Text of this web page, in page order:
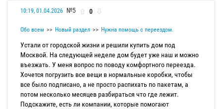
10:19, 01.04.2026 №5 0
Обо всем Новый раздел Нужна помощь с переездом.
Устали от городской жизни и решили купить дом под
Москвой. На следующей неделе дом будет уже наш и можно
въезжать. У меня вопрос по поводу комфортного переезда.
Хочется погрузить все вещи в нормальные коробки, чтобы
все было подписано, а не просто распихать по пакетам, а
потом несколько месяцев разбираться что где лежит.
Подскажите, есть ли компании, которые помогают